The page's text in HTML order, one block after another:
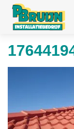
faefef